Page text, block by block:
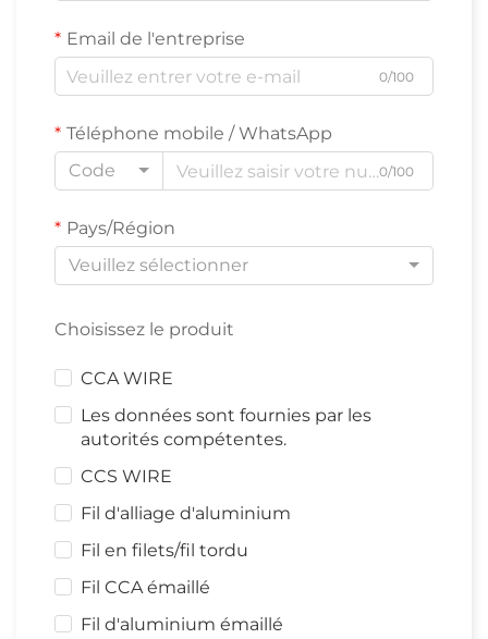
Email de l'entreprise
0/100
Téléphone mobile / WhatsApp
Code
0/100
Pays/Région
Veuillez sélectionner
Choisissez le produit
CCA WIRE
Les données sont fournies par les
autorités compétentes.
CCS WIRE
Fil d'alliage d'aluminium
Fil en filets/fil tordu
Fil CCA émaillé
Fil d'aluminium émaillé